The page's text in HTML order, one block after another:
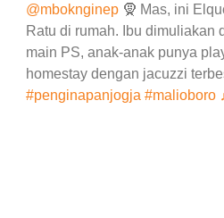
@mboknginep 🧕 Mas, ini
Ratu di rumah. Ibu dimuliakan
main PS, anak-anak punya
homestay dengan jacuzzi
#penginapanjogja #malioboro